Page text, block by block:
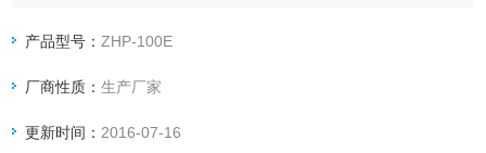
产品型号：ZHP-100E
厂商性质：生产厂家
更新时间： 2016-07-16